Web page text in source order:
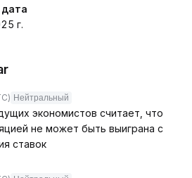
г.
Нейтральный
экономистов считает, что
не может быть выиграна с
ставок